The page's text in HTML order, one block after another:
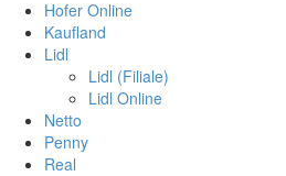
Hofer Online
Kaufland
Lidl
Lidl (Filiale)
Lidl Online
Netto
Penny
Real